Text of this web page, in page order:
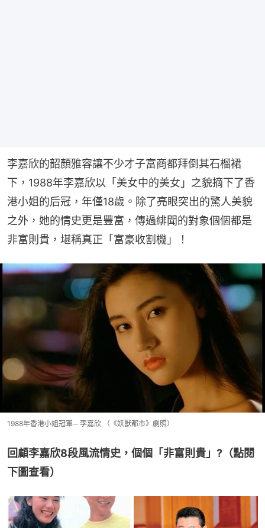
李嘉欣的韶顏雅容讓不少才子富商都拜倒其石榴裙
下，1988年李嘉欣以「美女中的美女」之貌摘下了香
港小姐的后冠，年僅18歲。除了亮眼突出的驚人美貌
之外，她的情史更是豐富，傳過緋聞的對象個個都是
非富則貴，堪稱真正「富豪收割機」！
1988年香港小姐冠軍─ 李嘉欣 （《妖獸都市》劇照）
回顧李嘉欣8段風流情史，個個「非富則貴」?（點閱
下圖查看）